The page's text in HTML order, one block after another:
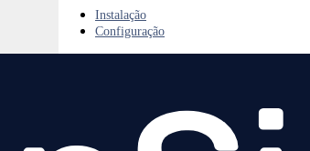
Instalação
Configuração